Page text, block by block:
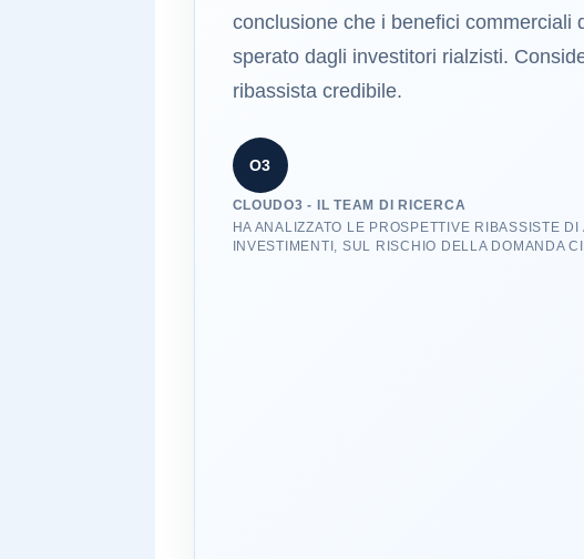
conclusione che i benefici commerciali
sperato dagli investitori rialzisti.
ribassista credibile.
O3
CLOUDO3 - IL TEAM DI RICERCA
HA ANALIZZATO LE PROSPETTIVE RIBASSISTE
INVESTIMENTI, SUL RISCHIO DELLA DOMANDA